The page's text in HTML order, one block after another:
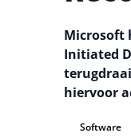
Microsoft
Initiated
hiervoor
Software